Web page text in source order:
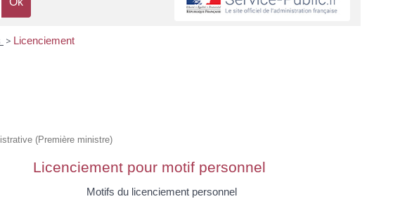
> Licenciement
(Première ministre)
Licenciement pour motif personnel
Motifs du licenciement personnel